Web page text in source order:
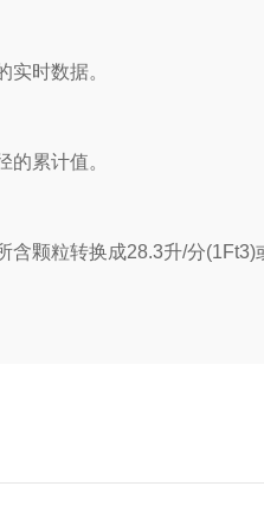
时数据。
累计值。
颗粒转换成28.3升/分(1Ft3)